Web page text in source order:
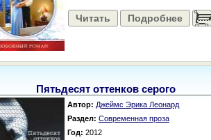
Читать Подробнее ......
Пятьдесят оттенков серого
Автор: Джеймс Эрика Леонард
Раздел: Современная проза
Год: 2012